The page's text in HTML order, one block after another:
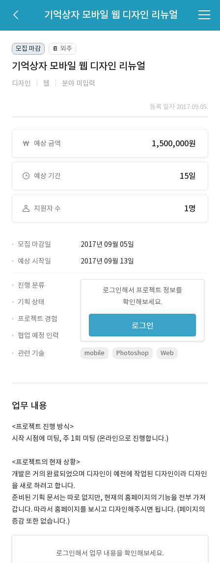
기억상자 모바일 웹 디자인 리뉴얼
모집 마감 📔 외주
기억상자 모바일 웹 디자인 리뉴얼
디자인 웹 분야 미입력
등록 일자 2017.09.05.
예상 금액 1,500,000원
예상 기간 15일
지원자 수 1명
모집 마감일
2017년 09월 05일
예상 시작일
2017년 09월 13일
로그인해서 프로젝트 정보를
확인해보세요.
로그인
진행 분류
기획 상태
프로젝트 경험
협업 예정 인력
관련 기술
mobile Photoshop Web
업무 내용
<프로젝트 진행 방식>
시작 시점에 미팅, 주 1회 미팅 (온라인으로 진행합니다.)
<프로젝트의 현재 상황>
개발은 거의 완료되었으며 디자인이 예전에 작업된 디자인이라 디자인
을 새로 하려고 합니다.
준비된 기획 문서는 따로 없지만, 현재의 홈페이지의 기능을 전부 가져
갑니다. 따라서 홈페이지를 보시고 디자인해주시면 됩니다. (페이지의
증감 또한 없습니다.)
로그인해서 업무 내용을 확인해보세요.